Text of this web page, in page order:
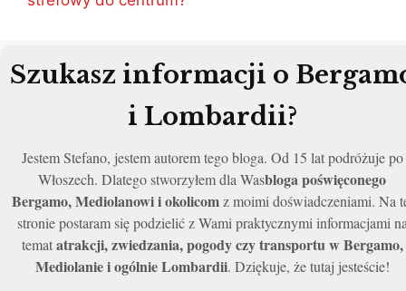
Szukasz informacji o
i Lombardii?
Jestem Stefano, jestem autorem tego bloga. Od 15 lat podróżuje po
Włoszech. Dlatego stworzyłem dla Wasbloga poświęconego
Bergamo, Mediolanowi i okolicomz moimi doświadczeniami. Na
stronie postaram się podzielić z Wami praktycznymi informacjami
tematatrakcji, zwiedzania, pogody czy transportu w Bergamo,
Mediolanie i ogólnie Lombardii. Dziękuje, że tutaj jesteście!